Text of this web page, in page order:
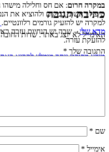
במקרה חרום: אם חס וחלילה מישהו
טיפול ראשוני במקום ולהוציא את
למקרה יש להזעיק גורמים רלוונטיים.
מדא שלי– שבה יש הנחיות עזרה
להזעקת עזרה.
מידע מפורט יותר מומלץ לקרוא
כתיבת תגובה
האימייל לא יוצג באתר. שדות החובה
התגובה שלך*
שם*
אימייל*